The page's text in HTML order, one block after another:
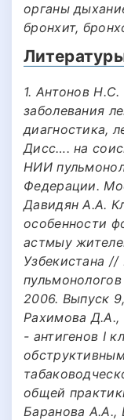
органы
бронхит,
1. Антонов
заболевания
диагностика,
Дисс…. на
НИИ
Федерации.
Давидян А.А.
особенности
астмыу
Узбекистана
2006. Выпуск
Рахимова Д.А.,
- антигенов I
общей
Баранова А.А.,